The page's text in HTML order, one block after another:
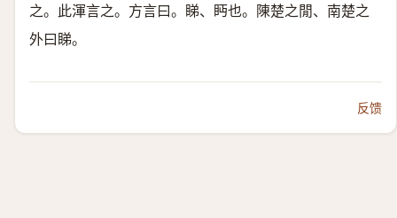
之。此渾言之。方言曰。睇、眄也。陳楚之閒、南楚之
外曰睇。
反馈